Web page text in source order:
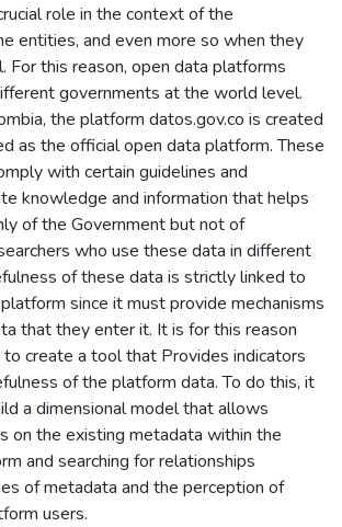
role in the context of the
entities, and even more so when they
For this reason, open data platforms
governments at the world level.
the platform datos.gov.co is created
as the official open data platform. These
with certain guidelines and
knowledge and information that helps
of the Government but not of
who use these data in different
of these data is strictly linked to
since it must provide mechanisms
that they enter it. It is for this reason
create a tool that Provides indicators
of the platform data. To do this, it
a dimensional model that allows
on the existing metadata within the
and searching for relationships
of metadata and the perception of
users.